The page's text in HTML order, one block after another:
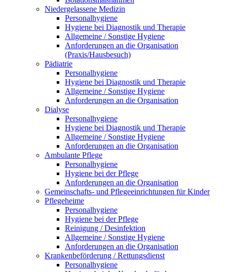
Niedergelassene Medizin
Personalhygiene
Hygiene bei Diagnostik und Therapie
Allgemeine / Sonstige Hygiene
Anforderungen an die Organisation
(Praxis/Hausbesuch)
Pädiatrie
Personalhygiene
Hygiene bei Diagnostik und Therapie
Allgemeine / Sonstige Hygiene
Anforderungen an die Organisation
Dialyse
Personalhygiene
Hygiene bei Diagnostik und Therapie
Allgemeine / Sonstige Hygiene
Anforderungen an die Organisation
Ambulante Pflege
Personalhygiene
Hygiene bei der Pflege
Anforderungen an die Organisation
Gemeinschafts- und Pflegeeinrichtungen für Kinder
Pflegeheime
Personalhygiene
Hygiene bei der Pflege
Reinigung / Desinfektion
Allgemeine / Sonstige Hygiene
Anforderungen an die Organisation
Krankenbeförderung / Rettungsdienst
Personalhygiene